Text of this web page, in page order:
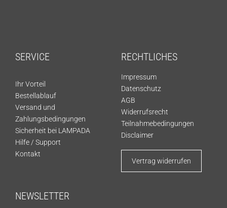
SERVICE
Ihr Vorteil
Bestellablauf
Versand und
Zahlungsbedingungen
Sicherheit bei LAMPADA
Hilfe / Support
Kontakt
RECHTLICHES
Impressum
Datenschutz
AGB
Widerrufsrecht
Teilnahmebedingungen
Disclaimer
Vertrag widerrufen
NEWSLETTER